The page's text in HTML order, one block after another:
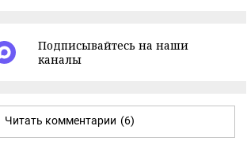
Подписывайтесь на наши
каналы
Читать комментарии (6)